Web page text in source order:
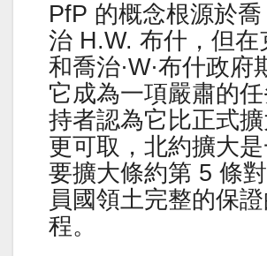
PfP 的概念根源於喬
治 H.W. 布什，但在
和喬治·W·布什政府
它成為一項嚴肅的
持者認為它比正式
更可取，北約擴大
要擴大條約第 5 條
員國領土完整的保
程。